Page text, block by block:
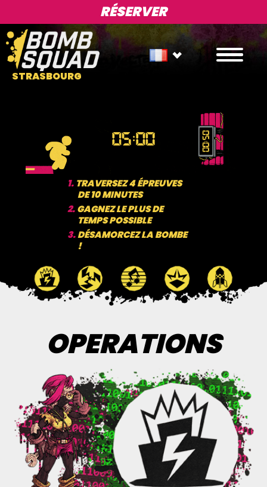
RÉSERVER
STRASBOURG
1. TRAVERSEZ 4 ÉPREUVES
DE 10 MINUTES
2.GAGNEZ LE PLUS DE
TEMPS POSSIBLE
3.DÉSAMORCEZ LA BOMBE
!
OPERATIONS